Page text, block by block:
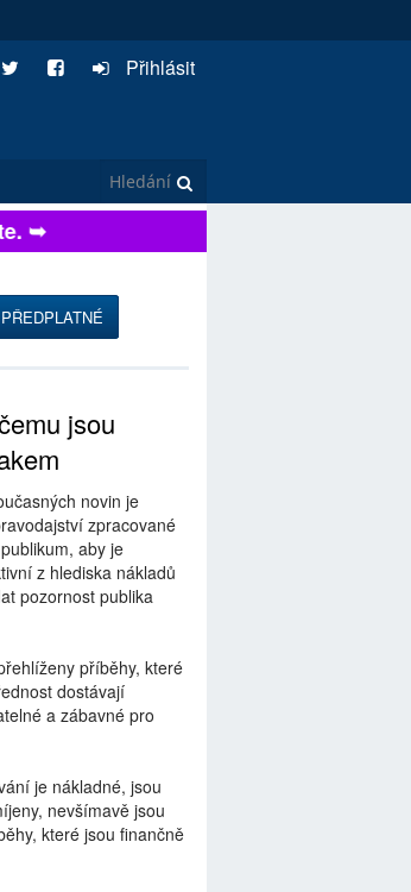
Přihlásit
➥
jsou
novin je
zpracované
aby je
z hlediska nákladů
pozornost publika
příběhy, které
dostávají
a zábavné pro
je nákladné, jsou
nevšímavě jsou
které jsou finančně